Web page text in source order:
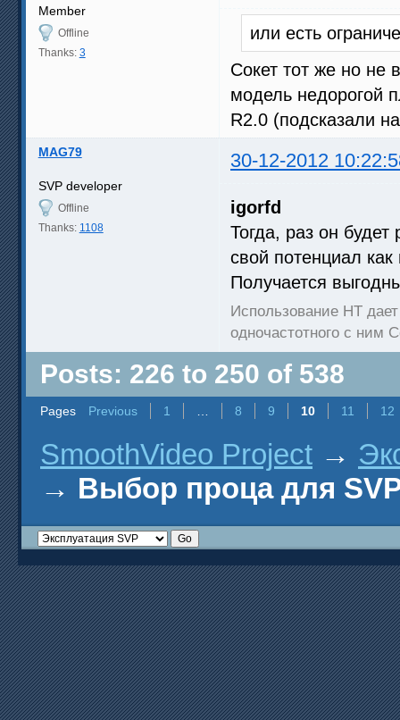
Member
Offline
Thanks: 3
или есть
Сокет тот же но не
модель недорогой
R2.0 (подсказали
MAG79 30-12-2012
SVP developer
Offline
Thanks: 1108
igorfd
Тогда, раз он будет
свой потенциал
Получается
Использование HT
одночастотного с ним
Posts: 226 to 250 of 538
Pages Previous 1 8 9 10 11 12
SmoothVideo Project →
→ Выбор проца для